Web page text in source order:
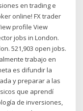
en trading e
online! FX trader
profile View
jobs in London.
521,903 open jobs.
trabajo en
es difundir la
y preparar a las
que aprendí
de inversiones,